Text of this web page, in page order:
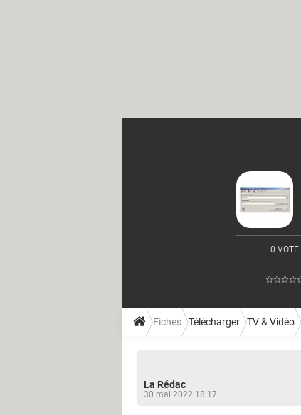
0 VOTE
Fiches Télécharger TV & Vidéo
La Rédac
30 mai 2022 18:17